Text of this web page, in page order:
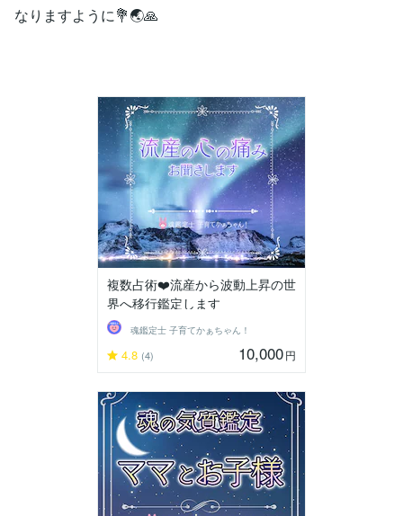
なりますように💐🌏🙏
複数占術❤️流産から波動上昇の世
界へ移行鑑定します
魂鑑定士 子育てかぁちゃん！
4.8 (4) 10,000円